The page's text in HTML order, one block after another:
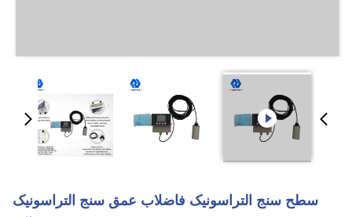
سطح سنج التراسونیک فاضلاب عمق سنج التراسونیک